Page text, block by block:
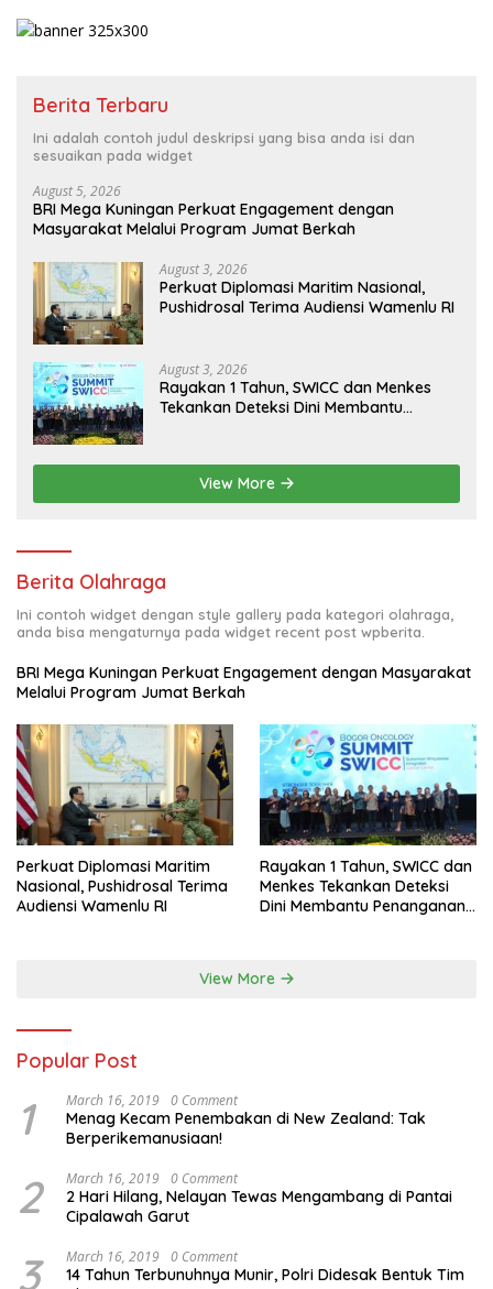
Berita Terbaru
Ini adalah contoh judul deskripsi yang bisa anda isi dan
sesuaikan pada widget
August 5, 2026
BRI Mega Kuningan Perkuat Engagement dengan
Masyarakat Melalui Program Jumat Berkah
August 3, 2026
Perkuat Diplomasi Maritim Nasional,
Pushidrosal Terima Audiensi Wamenlu RI
August 3, 2026
Rayakan 1 Tahun, SWICC dan Menkes
Tekankan Deteksi Dini Membantu
View More
Berita Olahraga
Ini contoh widget dengan style gallery pada kategori olahraga,
anda bisa mengaturnya pada widget recent post wpberita.
BRI Mega Kuningan Perkuat Engagement dengan Masyarakat
Melalui Program Jumat Berkah
Perkuat Diplomasi Maritim
Nasional, Pushidrosal Terima
Audiensi Wamenlu RI
Rayakan 1 Tahun, SWICC dan
Menkes Tekankan Deteksi
Dini Membantu Penanganan
View More
Popular Post
1 March 16, 2019 0 Comment
Menag Kecam Penembakan di New Zealand: Tak
Berperikemanusiaan!
2 March 16, 2019 0 Comment
2 Hari Hilang, Nelayan Tewas Mengambang di Pantai
Cipalawah Garut
3 March 16, 2019 0 Comment
14 Tahun Terbunuhnya Munir, Polri Didesak Bentuk Tim